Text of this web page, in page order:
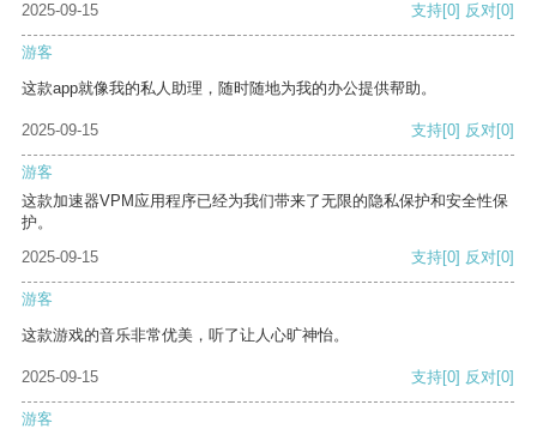
2025-09-15
支持[0] 反对[0]
游客
这款app就像我的私人助理，随时随地为我的办公提供帮助。
2025-09-15 支持[0] 反对[0]
游客
这款加速器VPM应用程序已经为我们带来了无限的隐私保护和安全性保
护。
2025-09-15
支持[0] 反对[0]
游客
这款游戏的音乐非常优美，听了让人心旷神怡。
2025-09-15 支持[0] 反对[0]
游客